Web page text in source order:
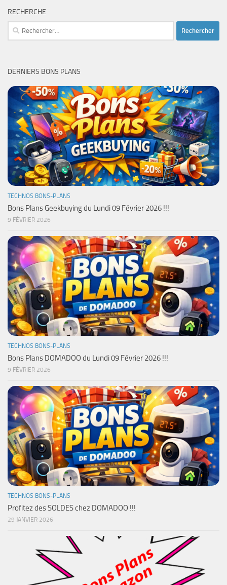
RECHERCHE
Rechercher :
DERNIERS BONS PLANS
TECHNOS BONS-PLANS
Bons Plans Geekbuying du Lundi 09 Février 2026 !!!
9 FÉVRIER 2026
TECHNOS BONS-PLANS
Bons Plans DOMADOO du Lundi 09 Février 2026 !!!
9 FÉVRIER 2026
TECHNOS BONS-PLANS
Profitez des SOLDES chez DOMADOO !!!
29 JANVIER 2026